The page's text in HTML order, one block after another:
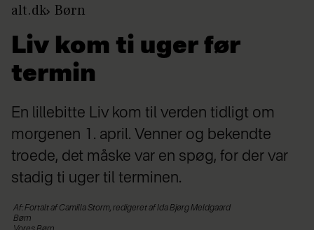
alt.dk Børn
Liv kom ti uger før
termin
En lillebitte Liv kom til verden tidligt om
morgenen 1. april. Venner og bekendte
troede, det måske var en spøg, for der var
stadig ti uger til terminen.
Af: Fortalt af Camilla Storm, redigeret af Ida Bjørg Meldgaard
Børn